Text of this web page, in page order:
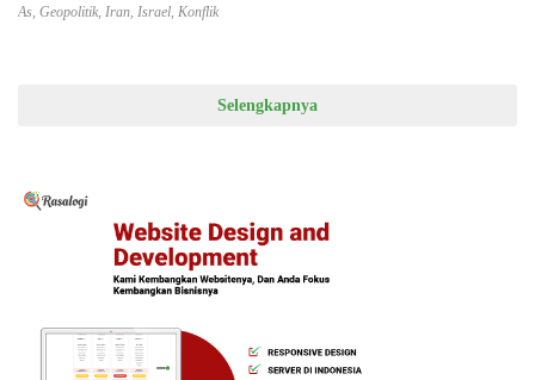
As Geopolitik Iran Israel Konflik
Selengkapnya